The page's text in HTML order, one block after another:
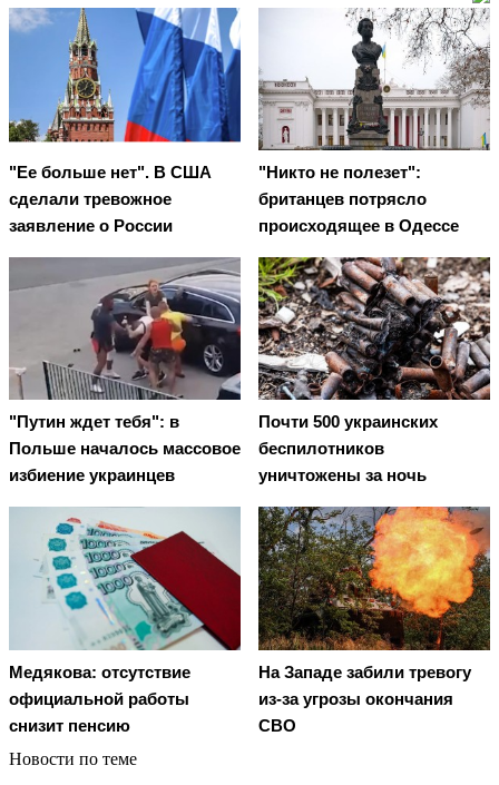
"Ее больше нет". В США
сделали тревожное
заявление о России
"Никто не полезет":
британцев потрясло
происходящее в Одессе
"Путин ждет тебя": в
Польше началось массовое
избиение украинцев
Почти 500 украинских
беспилотников
уничтожены за ночь
Медякова: отсутствие
официальной работы
снизит пенсию
На Западе забили тревогу
из-за угрозы окончания
СВО
Новости по теме